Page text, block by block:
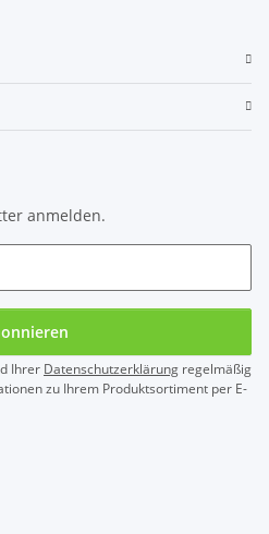
anmelden.
Ihrer Datenschutzerklärung regelmäßig
zu Ihrem Produktsortiment per E-